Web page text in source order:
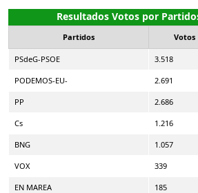
Resultados Votos por
Partidos Votos
PSdeG-PSOE 3.518
PODEMOS-EU- 2.691
PP 2.686
Cs 1.216
BNG 1.057
VOX 339
EN MAREA 185